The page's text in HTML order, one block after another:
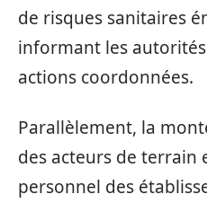
de risques sanitaires
informant les
actions coordonnées.
Parallèlement, la
des acteurs de terrain
personnel des